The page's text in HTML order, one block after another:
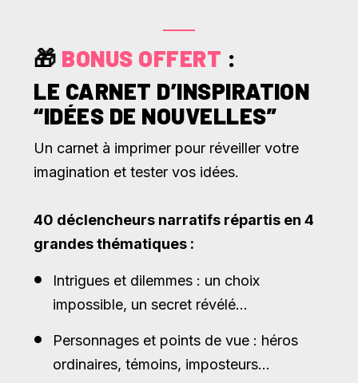
🎁 BONUS OFFERT :
LE CARNET D’INSPIRATION
“IDÉES DE NOUVELLES”
Un carnet à imprimer pour réveiller votre
imagination et tester vos idées.
40 déclencheurs narratifs répartis en 4
grandes thématiques :
Intrigues et dilemmes : un choix
impossible, un secret révélé…
Personnages et points de vue : héros
ordinaires, témoins, imposteurs…